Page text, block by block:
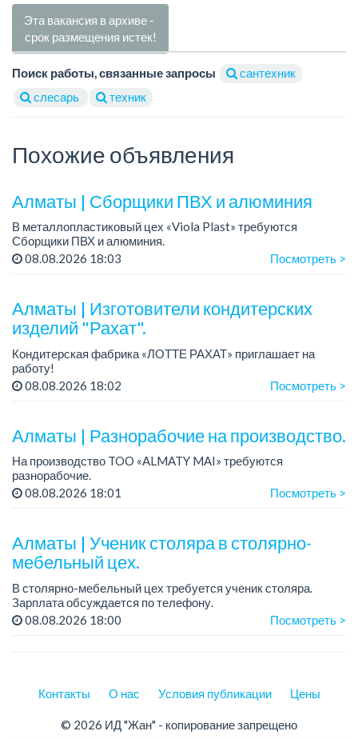
Эта вакансия в архиве -
срок размещения истек!
Поиск работы, связанные запросы
сантехник
слесарь
техник
Похожие объявления
Алматы | Сборщики ПВХ и алюминия
В металлопластиковый цех «Viola Plast» требуются
Сборщики ПВХ и алюминия.
График работы: 5/2, с 08.00 до 17.00.
08.08.2026 18:03 Посмотреть >
Алматы | Изготовители кондитерских
изделий "Рахат".
Кондитерская фабрика «ЛОТТЕ РАХАТ» приглашает на
работу!
График работы: сменный.
08.08.2026 18:02 Посмотреть >
Алматы | Разнорабочие на производство.
На производство TOO «ALMATY MAI» требуются
разнорабочие.
Зарплата: от 250 000 до 300 000 тенге на руки.
08.08.2026 18:01 Посмотреть >
Алматы | Ученик столяра в столярно-
мебельный цех.
В столярно-мебельный цех требуется ученик столяра.
Зарплата обсуждается по телефону.
График работы: 5/2, с 08.00 до 18.00.
Требования: опыт работы не требуется; желание обучаться
08.08.2026 18:00 Посмотреть >
Контакты О нас Условия публикации Цены
© 2026 ИД "Жан" - копирование запрещено